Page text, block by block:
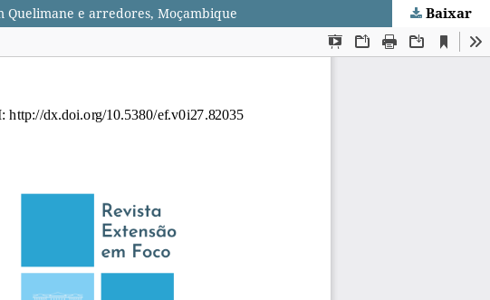
Quelimane e arredores, Moçambique Baixar